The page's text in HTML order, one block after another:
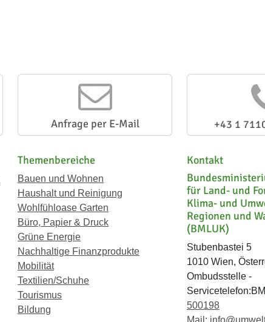
Anfrage per E-Mail +43 1
Themenbereiche
Bauen und Wohnen
Haushalt und Reinigung
Wohlfühloase Garten
Büro, Papier & Druck
Grüne Energie
Nachhaltige Finanzprodukte
Mobilität
Textilien/Schuhe
Tourismus
Bildung
Kontakt
für Land- und
Klima- und
Regionen und
(BMLUK)
Stubenbastei 5
1010 Wien,
Ombudsstelle -
500198
Mail: